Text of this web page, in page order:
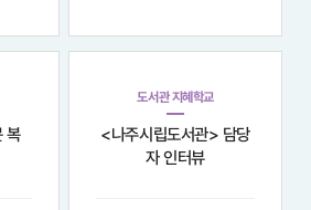
닿을
족해 글을 제대로 이해하지 못하는
것과 관련된다고 분석하였다 . 이
복
도서관 지혜학교
<나주시립도서관> 담당
자 인터뷰